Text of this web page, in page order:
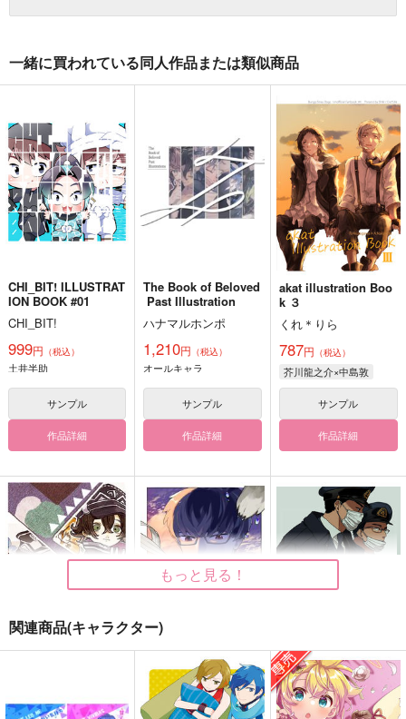
一緒に買われている同人作品または類似商品
CHI_BIT! ILLUSTRAT
ION BOOK #01
CHI_BIT!
999円 （税込）
土井半助
サンプル
作品詳細
The Book of Beloved
Past Illustration
ハナマルホンポ
1,210円 （税込）
オールキャラ
サンプル
作品詳細
akat illustration Boo
k ３
くれ＊りら
787円 （税込）
芥川龍之介×中島敦
サンプル
作品詳細
らぴすらずり。
Approximately 100da
ys later
ロックハート
ILLUSTRATIONBOO
K#03
塩分過多
もっと見る！
関連商品(キャラクター)